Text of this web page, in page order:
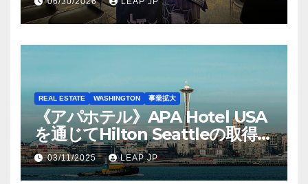
REAL ESTATE WASHINGTON 事業拡大
《アパホテル》APA Hotel USA
を通じてHilton Seattleの取得を
完了
03/11/2025 LEAP JP